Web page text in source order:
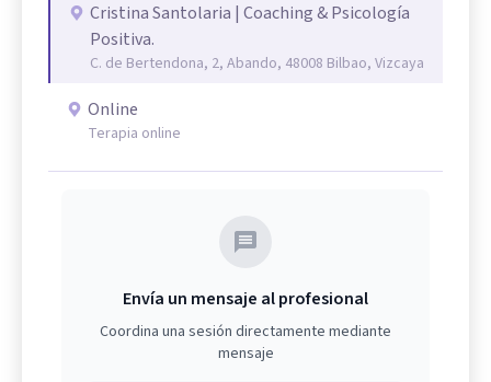
Cristina Santolaria | Coaching & Psicología
Positiva.
C. de Bertendona, 2, Abando, 48008 Bilbao, Vizcaya
Online
Terapia online
Envía un mensaje al profesional
Coordina una sesión directamente mediante
mensaje